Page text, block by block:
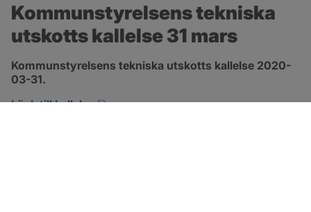
Kommunstyrelsens tekniska
utskotts kallelse 31 mars
Kommunstyrelsens tekniska utskotts kallelse 2020-
03-31.
Länk till kallelse
pdf, öppnas i nytt fönster.